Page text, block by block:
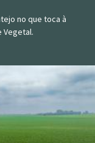
no que toca à
Vegetal.